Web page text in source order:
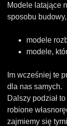
Modele latające
sposobu
modele
modele,
Im wcześniej te
dla nas samych.
Dalszy podział
robione
zajmiemy się